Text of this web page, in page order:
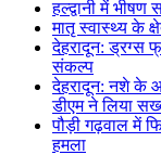
हल्द्वानी में
मातृ स्वास्थ्य के
देहरादून: ड्रग्स
संकल्प
देहरादून: नशे के
डीएम ने लिया
पौड़ी गढ़वाल में
हमला